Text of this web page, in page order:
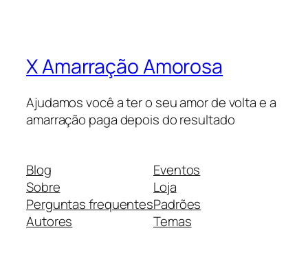
X Amarração Amorosa
Ajudamos você a ter o seu amor de volta e a
amarração paga depois do resultado
Blog
Sobre
Perguntas frequentes
Autores
Eventos
Loja
Padrões
Temas